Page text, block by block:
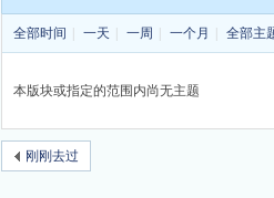
全部时间 一天 一周 一个月 全部主
本版块或指定的范围内尚无主题
刚刚去过